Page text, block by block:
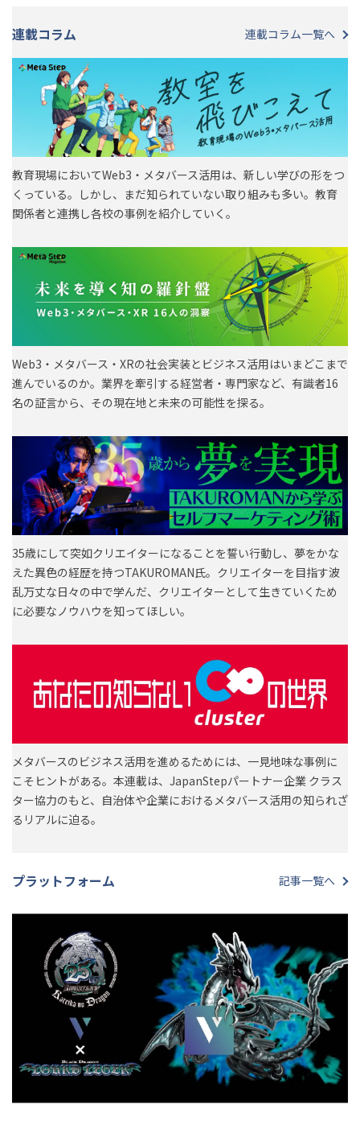
連載コラム 連載コラム一覧へ
教育現場においてWeb3・メタバース活用は、新しい学びの形をつ
くっている。しかし、まだ知られていない取り組みも多い。教育
関係者と連携し各校の事例を紹介していく。
Web3・メタバース・XRの社会実装とビジネス活用はいまどこまで
進んでいるのか。業界を牽引する経営者・専門家など、有識者16
名の証言から、その現在地と未来の可能性を探る。
35歳にして突如クリエイターになることを誓い行動し、夢をかな
えた異色の経歴を持つTAKUROMAN氏。クリエイターを目指す波
乱万丈な日々の中で学んだ、クリエイターとして生きていくため
に必要なノウハウを知ってほしい。
メタバースのビジネス活用を進めるためには、一見地味な事例に
こそヒントがある。本連載は、JapanStepパートナー企業 クラス
ター協力のもと、自治体や企業におけるメタバース活用の知られざ
るリアルに迫る。
プラットフォーム 記事一覧へ